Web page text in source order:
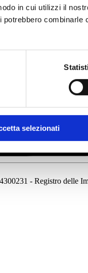
in cui utilizzi il
selezionati
- Registro delle